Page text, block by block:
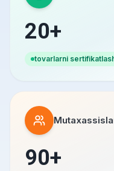
20+
tovarlarni
90+